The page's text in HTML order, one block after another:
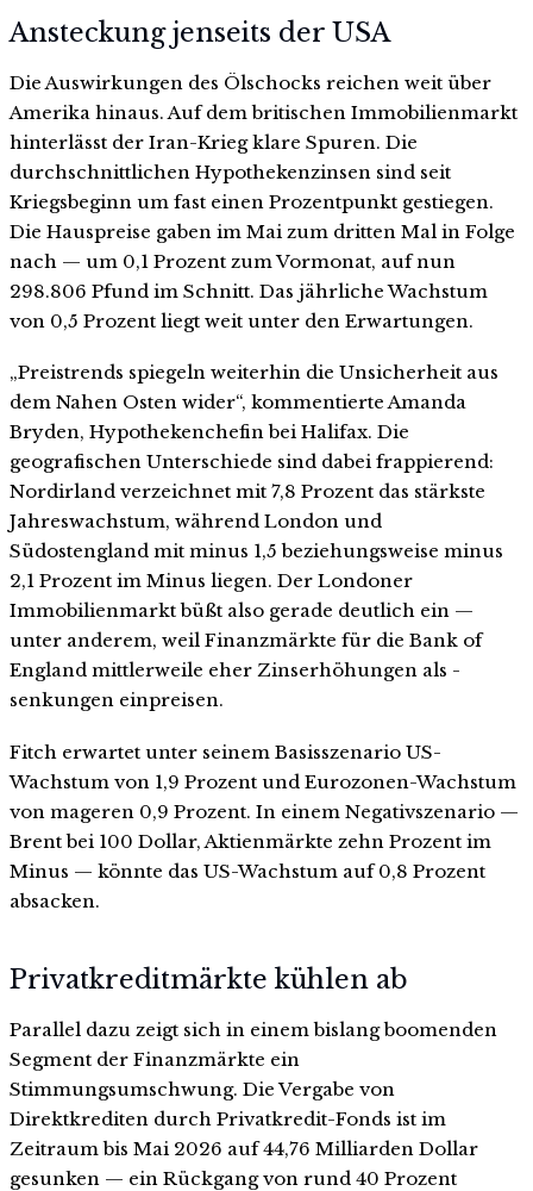
Ansteckung jenseits der USA
Die Auswirkungen des Ölschocks reichen weit über
Amerika hinaus. Auf dem britischen Immobilienmarkt
hinterlässt der Iran-Krieg klare Spuren. Die
durchschnittlichen Hypothekenzinsen sind seit
Kriegsbeginn um fast einen Prozentpunkt gestiegen.
Die Hauspreise gaben im Mai zum dritten Mal in Folge
nach — um 0,1 Prozent zum Vormonat, auf nun
298.806 Pfund im Schnitt. Das jährliche Wachstum
von 0,5 Prozent liegt weit unter den Erwartungen.
„Preistrends spiegeln weiterhin die Unsicherheit aus
dem Nahen Osten wider“, kommentierte Amanda
Bryden, Hypothekenchefin bei Halifax. Die
geografischen Unterschiede sind dabei frappierend:
Nordirland verzeichnet mit 7,8 Prozent das stärkste
Jahreswachstum, während London und
Südostengland mit minus 1,5 beziehungsweise minus
2,1 Prozent im Minus liegen. Der Londoner
Immobilienmarkt büßt also gerade deutlich ein —
unter anderem, weil Finanzmärkte für die Bank of
England mittlerweile eher Zinserhöhungen als -
senkungen einpreisen.
Fitch erwartet unter seinem Basisszenario US-
Wachstum von 1,9 Prozent und Eurozonen-Wachstum
von mageren 0,9 Prozent. In einem Negativszenario —
Brent bei 100 Dollar, Aktienmärkte zehn Prozent im
Minus — könnte das US-Wachstum auf 0,8 Prozent
absacken.
Privatkreditmärkte kühlen ab
Parallel dazu zeigt sich in einem bislang boomenden
Segment der Finanzmärkte ein
Stimmungsumschwung. Die Vergabe von
Direktkrediten durch Privatkredit-Fonds ist im
Zeitraum bis Mai 2026 auf 44,76 Milliarden Dollar
gesunken — ein Rückgang von rund 40 Prozent